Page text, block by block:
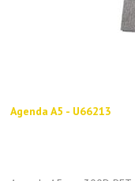
Agenda A5 - U66213